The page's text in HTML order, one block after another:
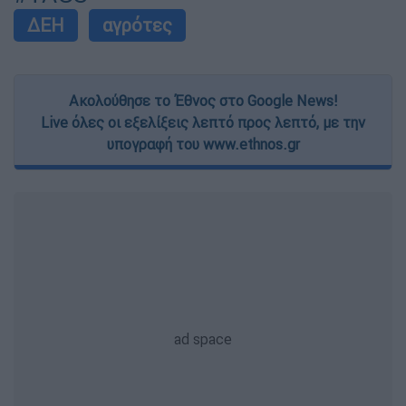
ΔΕΗ αγρότες
Ακολούθησε το Έθνος στο Google News!
Live όλες οι εξελίξεις λεπτό προς λεπτό, με την
υπογραφή του www.ethnos.gr